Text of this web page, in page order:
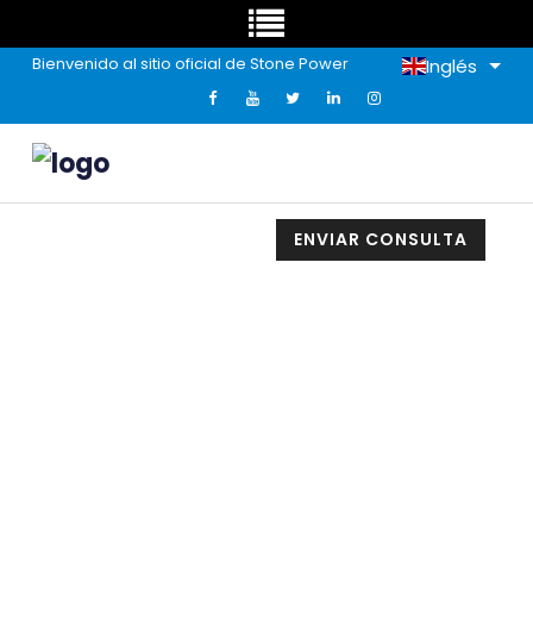
Bienvenido al sitio oficial de Stone Power Inglés
ENVIAR CONSULTA